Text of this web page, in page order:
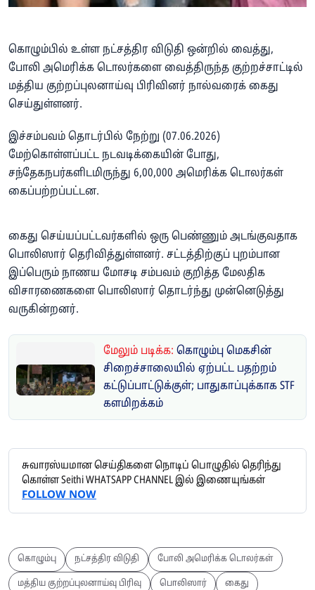
கொழும்பில் உள்ள நட்சத்திர விடுதி ஒன்றில் வைத்து,
போலி அமெரிக்க டொலர்களை வைத்திருந்த குற்றச்சாட்டில்
மத்திய குற்றப்புலனாய்வு பிரிவினர் நால்வரைக் கைது
செய்துள்ளனர்.
இச்சம்பவம் தொடர்பில் நேற்று (07.06.2026)
மேற்கொள்ளப்பட்ட நடவடிக்கையின் போது,
சந்தேகநபர்களிடமிருந்து 6,00,000 அமெரிக்க டொலர்கள்
கைப்பற்றப்பட்டன.
கைது செய்யப்பட்டவர்களில் ஒரு பெண்ணும் அடங்குவதாக
பொலிஸார் தெரிவித்துள்ளனர். சட்டத்திற்குப் புறம்பான
இப்பெரும் நாணய மோசடி சம்பவம் குறித்த மேலதிக
விசாரணைகளை பொலிஸார் தொடர்ந்து முன்னெடுத்து
வருகின்றனர்.
மேலும் படிக்க: கொழும்பு மெகசின்
சிறைச்சாலையில் ஏற்பட்ட பதற்றம்
கட்டுப்பாட்டுக்குள்; பாதுகாப்புக்காக STF
களமிறக்கம்
சுவாரஸ்யமான செய்திகளை நொடிப் பொழுதில் தெரிந்து
கொள்ள Seithi WHATSAPP CHANNEL இல் இணையுங்கள்
FOLLOW NOW
கொழும்பு நட்சத்திர விடுதி போலி அமெரிக்க டொலர்கள்
மத்திய குற்றப்புலனாய்வு பிரிவு பொலிஸார் கைது